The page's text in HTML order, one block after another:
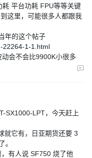
平台功耗 FPU等等关键
这里，可能很多人都跟我
年的这个帖子
22264-1-1.html
会不会比9900K小很多
SX1000-LPT，今天赶上
就它有，日亚期货还要 3
。
有人说 SF750 烧了他